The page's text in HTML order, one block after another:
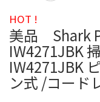
HOT !
美品 Shark
IW4271JBK
IW4271JBK
ン式 /コード